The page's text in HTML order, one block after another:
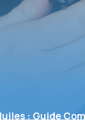
: Guide